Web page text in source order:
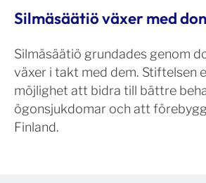
Silmäsäätiö växer med
Silmäsäätiö grundades genom
växer i takt med dem. Stiftelsen
möjlighet att bidra till bättre
ögonsjukdomar och att
Finland.